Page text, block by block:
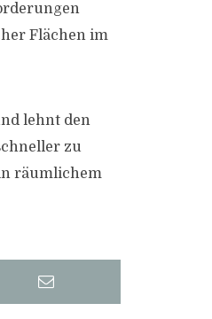
Flächen im
lehnt den
zu
räumlichem